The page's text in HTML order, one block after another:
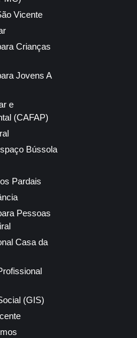
Vicente
Crianças
Jovens A
e
(CAFAP)
Bússola
Pardais
Pessoas
Casa da
(GIS)